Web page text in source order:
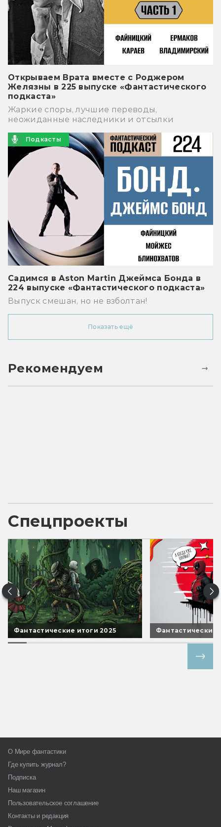
Открываем Врата вместе с Роджером
Желязны в 225 выпуске «Фантастического
подкаста»
Жаркие споры, лучшие переводы,
неожиданные наследники и отсылки
Подкасты
Садимся в Aston Martin Джеймса Бонда в
224 выпуске «Фантастического подкаста»
Выпуск смешан, но не взболтан!
Показать ещё
Рекомендуем
Спецпроекты
Фантастические итоги 2025 Фантастические
О Мире фантастики
Где купить журнал?
Подписка
Наш магазин
Пользовательское соглашение
Контакты и редакция